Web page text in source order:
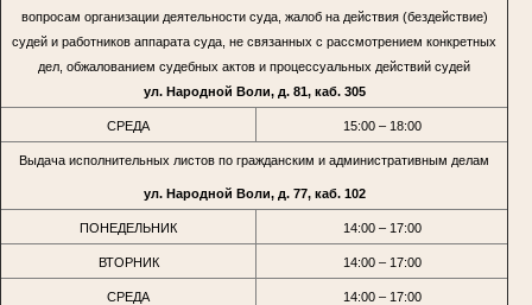
вопросам организации деятельности суда, жалоб на действия (бездействие)
судей и работников аппарата суда, не связанных с рассмотрением конкретных
дел, обжалованием судебных актов и процессуальных действий судей
ул. Народной Воли, д. 81, каб. 305
СРЕДА 15:00 – 18:00
Выдача исполнительных листов по гражданским и административным делам
ул. Народной Воли, д. 77, каб. 102
ПОНЕДЕЛЬНИК 14:00 – 17:00
ВТОРНИК 14:00 – 17:00
СРЕДА 14:00 – 17:00